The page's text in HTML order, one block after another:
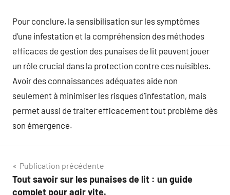
Pour conclure, la sensibilisation sur les symptômes
d’une infestation et la compréhension des méthodes
efficaces de gestion des punaises de lit peuvent jouer
un rôle crucial dans la protection contre ces nuisibles.
Avoir des connaissances adéquates aide non
seulement à minimiser les risques d’infestation, mais
permet aussi de traiter efficacement tout problème dès
son émergence.
Navigation
de
Publication précédente
Tout savoir sur les punaises de lit : un guide
complet pour agir vite.